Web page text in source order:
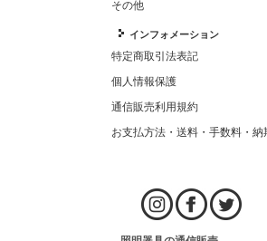
その他
インフォメーション
特定商取引法表記
個人情報保護
通信販売利用規約
お支払方法・送料・手数料・納